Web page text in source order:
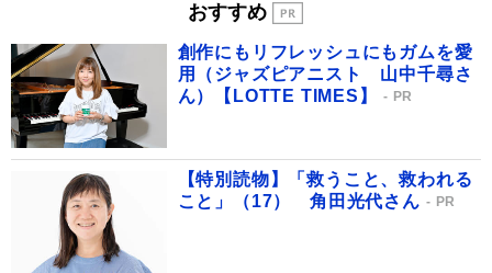
おすすめ
創作にもリフレッシュにもガムを愛
用（ジャズピアニスト 山中千尋さ
ん）【LOTTE TIMES】
PR
【特別読物】「救うこと、救われる
こと」（17） 角田光代さん
PR